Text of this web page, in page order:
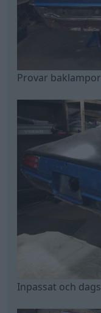
Provar
Inpassat och